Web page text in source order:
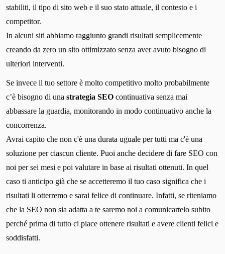
stabiliti, il tipo di sito web e il suo stato attuale, il contesto e i
competitor.
In alcuni siti abbiamo raggiunto grandi risultati semplicemente
creando da zero un sito ottimizzato senza aver avuto bisogno di
ulteriori interventi.
Se invece il tuo settore è molto competitivo molto probabilmente
c’è bisogno di una strategia SEO continuativa senza mai
abbassare la guardia, monitorando in modo continuativo anche la
concorrenza.
Avrai capito che non c'è una durata uguale per tutti ma c'è una
soluzione per ciascun cliente. Puoi anche decidere di fare SEO con
noi per sei mesi e poi valutare in base ai risultati ottenuti. In quel
caso ti anticipo già che se accetteremo il tuo caso significa che i
risultati li otterremo e sarai felice di continuare. Infatti, se riteniamo
che la SEO non sia adatta a te saremo noi a comunicartelo subito
perché prima di tutto ci piace ottenere risultati e avere clienti felici e
soddisfatti.